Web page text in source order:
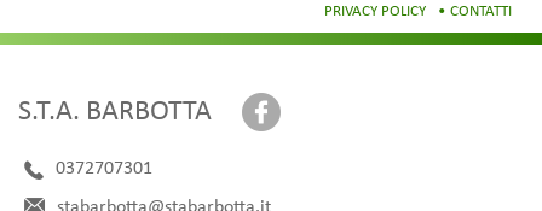
PRIVACY POLICY CONTATTI
S.T.A. BARBOTTA
0372707301
stabarbotta@stabarbotta.it